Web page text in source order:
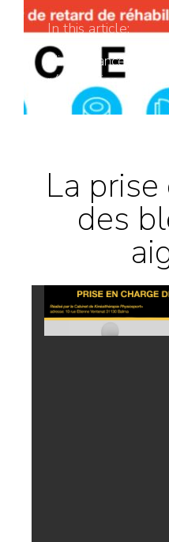
In this article:
L'importance de la
rééducation des
La
des